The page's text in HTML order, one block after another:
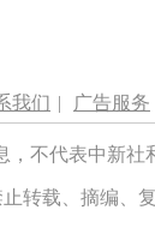
我们 | 广告服务
，不代表中新
转载、摘编、